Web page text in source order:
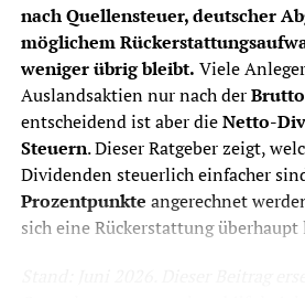
Dividendenabrechnung
Ein gutes
übersichtlich
Quellensteuer
Bei
der Broker
ausweist,
berücksichtigt
bereitstellt.
nach Quellensteuer, deutscher
möglichem
weniger übrig bleibt. Viele
Auslandsaktien nur nach der
entscheidend ist aber dieNetto-
Steuern. Dieser Ratgeber zeigt,
Dividenden steuerlich einfacher
Prozentpunkte angerechnet
sich eine Rückerstattung